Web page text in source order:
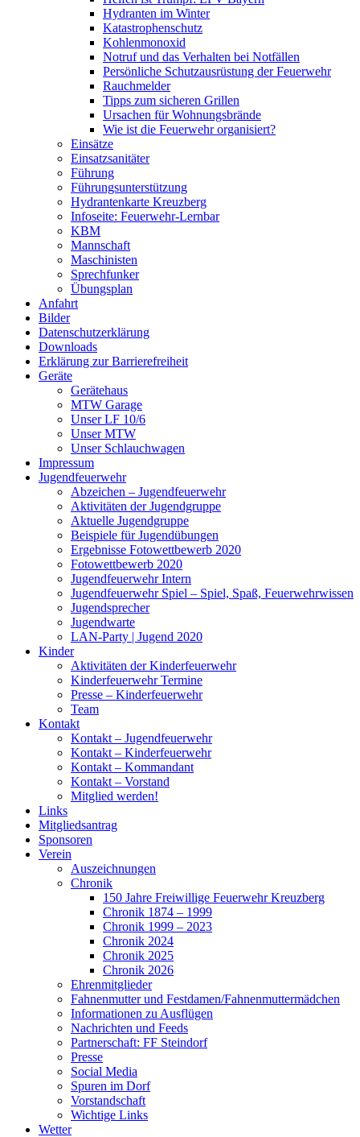
Hydranten im Winter
Katastrophenschutz
Kohlenmonoxid
Notruf und das Verhalten bei Notfällen
Persönliche Schutzausrüstung der Feuerwehr
Rauchmelder
Tipps zum sicheren Grillen
Ursachen für Wohnungsbrände
Wie ist die Feuerwehr organisiert?
Einsätze
Einsatzsanitäter
Führung
Führungsunterstützung
Hydrantenkarte Kreuzberg
Infoseite: Feuerwehr-Lernbar
KBM
Mannschaft
Maschinisten
Sprechfunker
Übungsplan
Anfahrt
Bilder
Datenschutzerklärung
Downloads
Erklärung zur Barriere­frei­heit
Geräte
Gerätehaus
MTW Garage
Unser LF 10/6
Unser MTW
Unser Schlauchwagen
Impressum
Jugendfeuerwehr
Abzeichen – Jugendfeuerwehr
Aktivitäten der Jugendgruppe
Aktuelle Jugendgruppe
Beispiele für Jugendübungen
Ergebnisse Fotowettbewerb 2020
Fotowettbewerb 2020
Jugendfeuerwehr Intern
Jugendfeuerwehr Spiel – Spiel, Spaß, Feuerwehrwissen
Jugendsprecher
Jugendwarte
LAN-Party | Jugend 2020
Kinder
Aktivitäten der Kinderfeuerwehr
Kinderfeuerwehr Termine
Presse – Kinderfeuerwehr
Team
Kontakt
Kontakt – Jugendfeuerwehr
Kontakt – Kinderfeuerwehr
Kontakt – Kommandant
Kontakt – Vorstand
Mitglied werden!
Links
Mitgliedsantrag
Sponsoren
Verein
Auszeichnungen
Chronik
150 Jahre Freiwillige Feuerwehr Kreuzberg
Chronik 1874 – 1999
Chronik 1999 – 2023
Chronik 2024
Chronik 2025
Chronik 2026
Ehrenmitglieder
Fahnenmutter und Festdamen/Fahnenmuttermädchen
Informationen zu Ausflügen
Nachrichten und Feeds
Partnerschaft: FF Steindorf
Presse
Social Media
Spuren im Dorf
Vorstandschaft
Wichtige Links
Wetter